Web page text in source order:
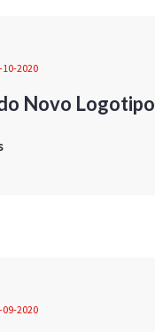
10-2020
Novo Logotipo
09-2020